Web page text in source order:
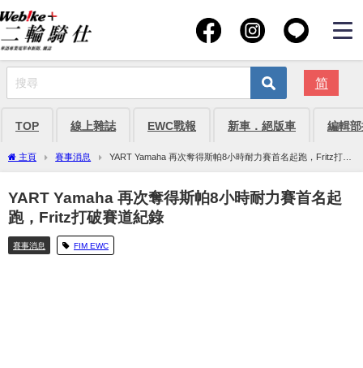
简
TOP 線上雜誌 EWC戰報 新車．絕版車 編輯
主頁 賽事消息
YART Yamaha 再次奪得斯帕8小時耐力賽首名起跑，Fritz打破
賽道紀錄
YART Yamaha 再次奪得斯帕8小時耐力賽首名起
跑，Fritz打破賽道紀錄
賽事消息 FIM EWC